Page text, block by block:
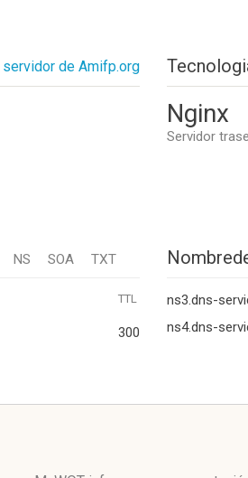
de Amifp.org
Nginx
Servidor
NS SOA TXT
ns3.dns-
ns4.dns-
TTL
300